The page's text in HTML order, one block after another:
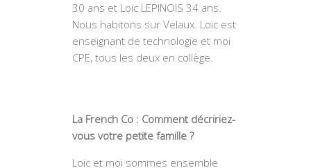
30 ans et Loic LEPINOIS 34 ans.
Nous habitons sur Velaux. Loic est
enseignant de technologie et moi
CPE, tous les deux en collège.
La French Co : Comment décririez-
vous votre petite famille ?
Loic et moi sommes ensemble